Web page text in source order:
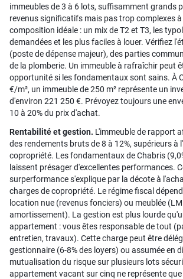
immeubles de 3 à 6 lots, suffisamment grands
revenus significatifs mais pas trop complexes à
composition idéale : un mix de T2 et T3, les
demandées et les plus faciles à louer. Vérifiez
(poste de dépense majeur), des parties
de la plomberie. Un immeuble à rafraîchir peut
opportunité si les fondamentaux sont sains. À
€/m², un immeuble de 250 m² représente un
d'environ 221 250 €. Prévoyez toujours une
10 à 20% du prix d'achat.
Rentabilité et gestion. L'immeuble de rapport
des rendements bruts de 8 à 12%, supérieurs à
copropriété. Les fondamentaux de Chabris
laissent présager d'excellentes performances.
surperformance s'explique par la décote à
charges de copropriété. Le régime fiscal
location nue (revenus fonciers) ou meublée
amortissement). La gestion est plus lourde
appartement : vous êtes responsable de tout
entretien, travaux). Cette charge peut être
gestionnaire (6-8% des loyers) ou assumée en
mutualisation du risque sur plusieurs lots
appartement vacant sur cinq ne représente que